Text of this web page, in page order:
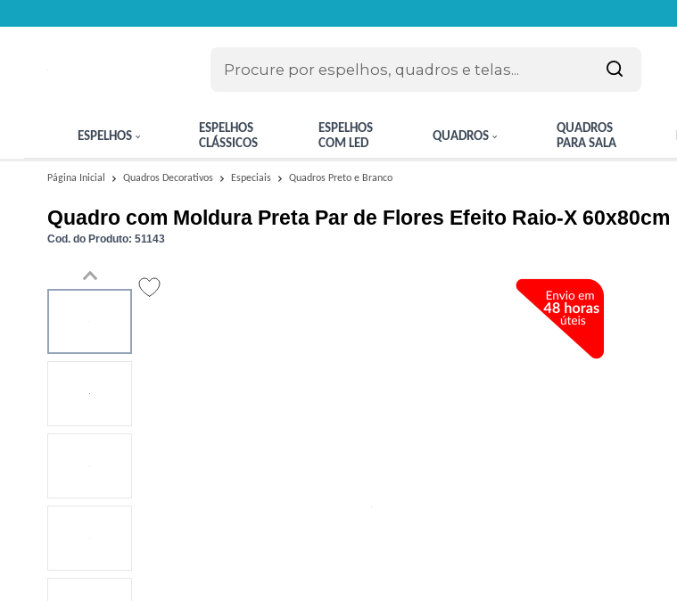
ESPELHOS
ESPELHOS
CLÁSSICOS
ESPELHOS
COM LED
QUADROS
QUADROS
PARA SALA
Página Inicial Quadros Decorativos Especiais Quadros Preto e Branco
Quadro com Moldura Preta Par de Flores Efeito Raio-X 60x80cm
Cod. do Produto: 51143